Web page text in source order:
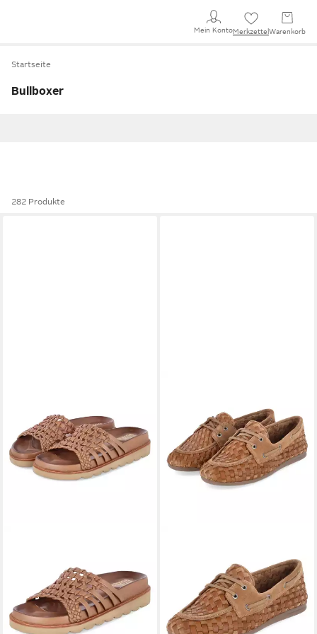
Mein KontoMerkzettel Warenkorb
Startseite
Bullboxer
282 Produkte